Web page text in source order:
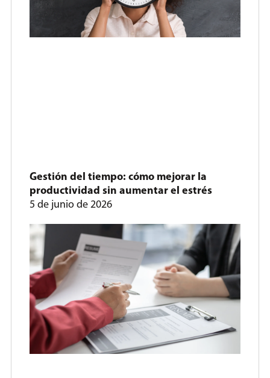
Gestión del tiempo: cómo mejorar la
productividad sin aumentar el estrés
5 de junio de 2026